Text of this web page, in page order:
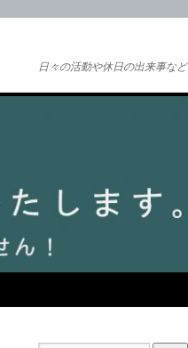
日々の活動や休日の出来事など